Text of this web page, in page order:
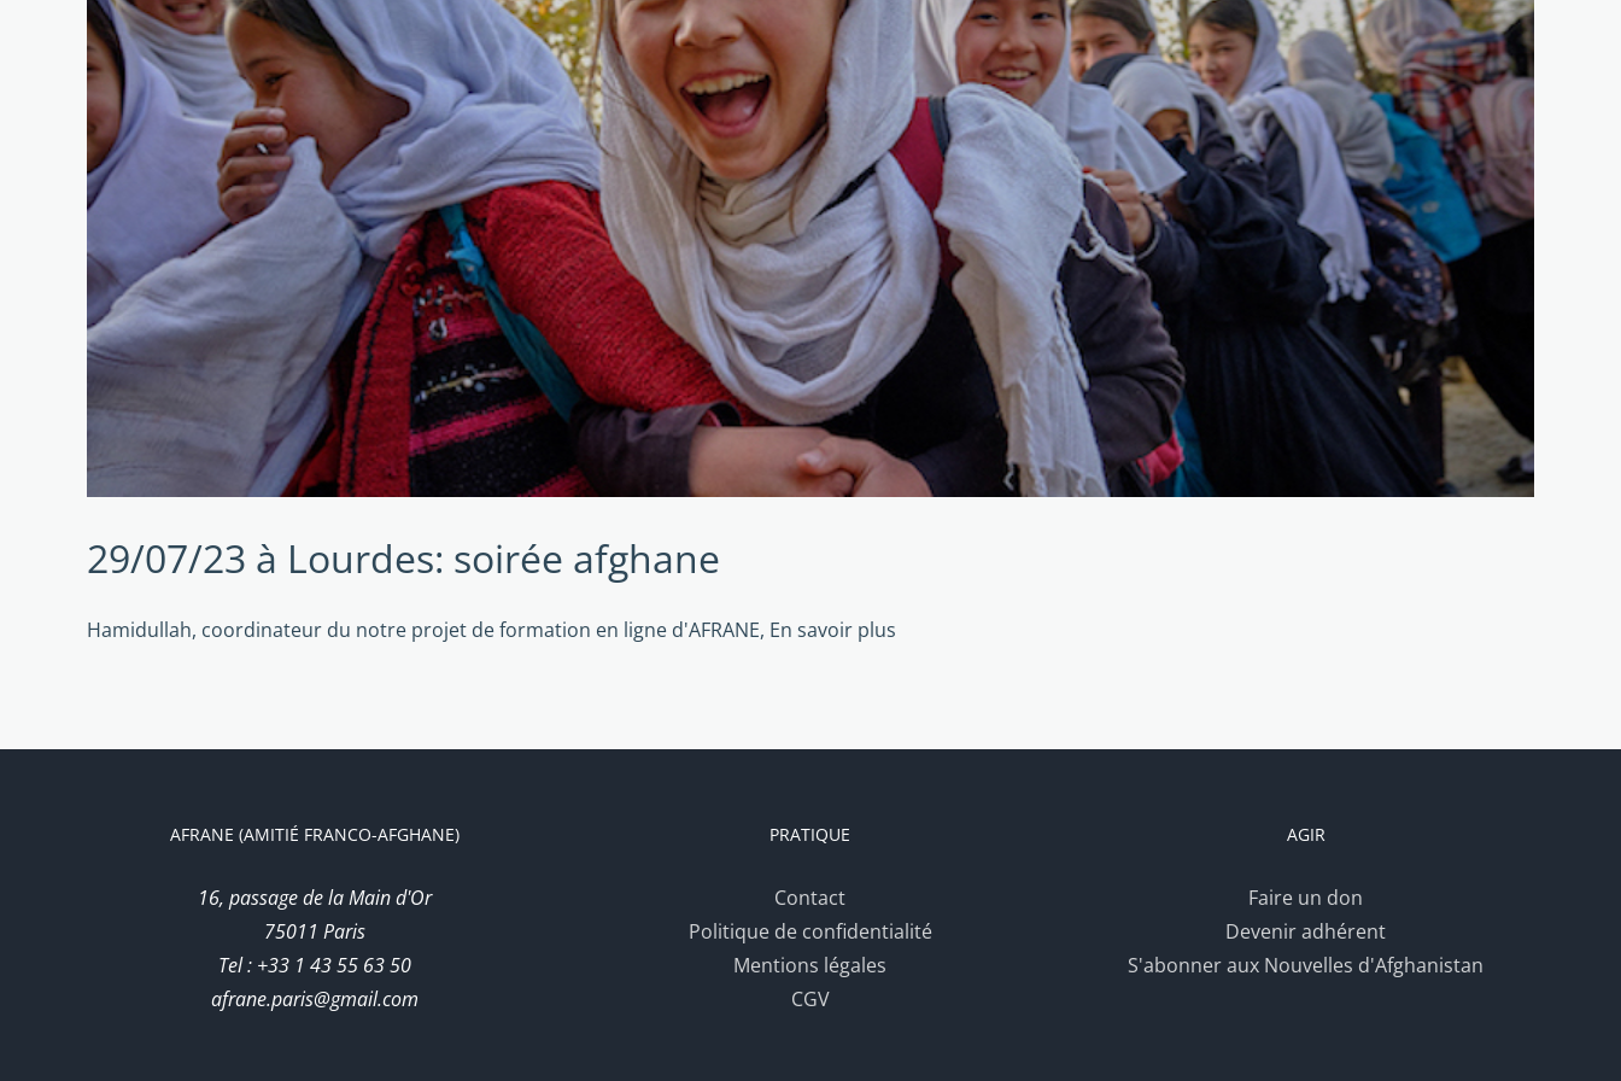
29/07/23 à Lourdes: soirée afghane
Hamidullah, coordinateur du notre projet de formation en ligne d'AFRANE, En savoir plus
AFRANE (AMITIÉ FRANCO-AFGHANE)
16, passage de la Main d'Or
75011 Paris
Tel : +33 1 43 55 63 50
afrane.paris@gmail.com
PRATIQUE
Contact
Politique de confidentialité
Mentions légales
CGV
AGIR
Faire un don
Devenir adhérent
S'abonner aux Nouvelles d'Afghanistan